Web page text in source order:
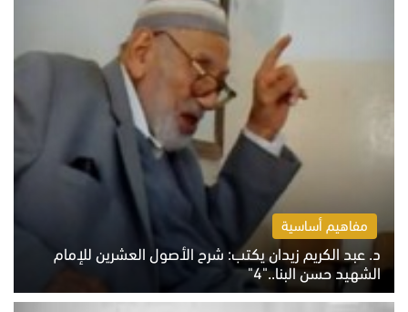
مفاهيم أساسية
د. عبد الكريم زيدان يكتب: شرح الأصول العشرين للإمام
الشهيد حسن البنا.."4"
الخميس 6 أغسطس 2026 10:27 ص